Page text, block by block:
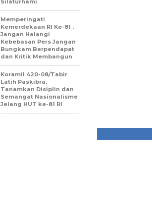
Memperingati
Kemerdekaan RI Ke-81 ,
Jangan Halangi
Kebebasan Pers Jangan
Bungkam Berpendapat
dan Kritik Membangun
Koramil 420-08/Tabir
Latih Paskibra,
Tanamkan Disiplin dan
Semangat Nasionalisme
Jelang HUT ke-81 RI